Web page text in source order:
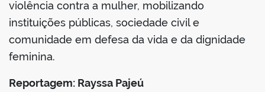
violência contra a mulher, mobilizando
instituições públicas, sociedade civil e
comunidade em defesa da vida e da dignidade
feminina.
Reportagem: Rayssa Pajeú